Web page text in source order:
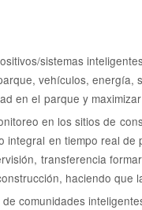
sistemas
vehículos,
en el parque y
en los sitios de
en tiempo real
transferencia
haciendo que
comunidades